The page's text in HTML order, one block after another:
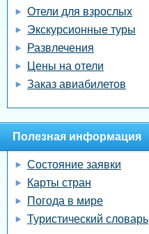
Отели для взрослых
Экскурсионные туры
Развлечения
Цены на отели
Заказ авиабилетов
Полезная информация
Состояние заявки
Карты стран
Погода в мире
Туристический словарь